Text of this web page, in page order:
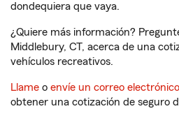
dondequiera que vaya.
¿Quiere más información?
Middlebury, CT, acerca de una
vehículos recreativos.
Llame o envíe un correo
obtener una cotización de seguro